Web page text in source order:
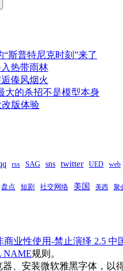
斯普特尼克时刻”来了
热带雨林
傣风烟火
大的杀招不是模型本身
版体验
rss SAG sns twitter UED web
盘点 短剧 社交网络 美国 美西 聚
商业性使用-禁止演绎 2.5 中
NAME规则。
器、安装微软雅黑字体，以